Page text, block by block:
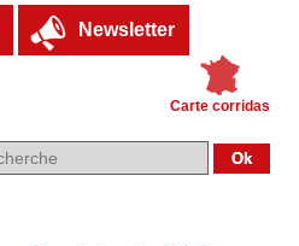
Newsletter
Carte corridas